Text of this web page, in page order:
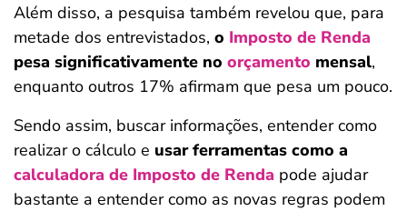
Além disso, a pesquisa também revelou que, para
metade dos entrevistados, o Imposto de Renda
pesa significativamente no orçamento mensal,
enquanto outros 17% afirmam que pesa um pouco.
Sendo assim, buscar informações, entender como
realizar o cálculo e usar ferramentas como a
calculadora de Imposto de Renda pode ajudar
bastante a entender como as novas regras podem